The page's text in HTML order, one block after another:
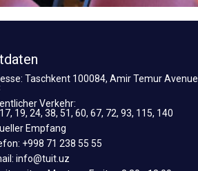
Taschkent 100084, Amir Temur Avenue
Verkehr:
19, 24, 38, 51, 60, 67, 72, 93, 115, 140
Empfang
+998 71 238 55 55
info@tuit.uz